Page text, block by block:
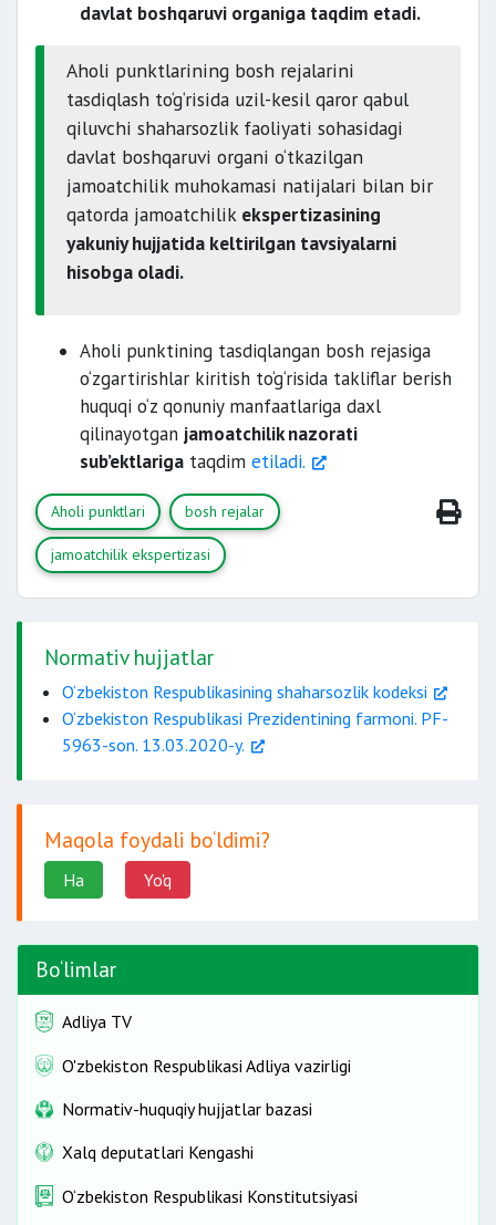
davlat boshqaruvi organiga taqdim etadi.
Aholi punktlarining bosh rejalarini
tasdiqlash to‘g‘risida uzil-kesil qaror qabul
qiluvchi shaharsozlik faoliyati sohasidagi
davlat boshqaruvi organi o‘tkazilgan
jamoatchilik muhokamasi natijalari bilan bir
qatorda jamoatchilik ekspertizasining
yakuniy hujjatida keltirilgan tavsiyalarni
hisobga oladi.
Aholi punktining tasdiqlangan bosh rejasiga
o‘zgartirishlar kiritish to‘g‘risida takliflar berish
huquqi o‘z qonuniy manfaatlariga daxl
qilinayotgan jamoatchilik nazorati
sub’ektlariga taqdim etiladi.
Aholi punktlari bosh rejalar
jamoatchilik ekspertizasi
Normativ hujjatlar
O‘zbekiston Respublikasining shaharsozlik kodeksi
O‘zbekiston Respublikasi Prezidentining farmoni. PF-
5963-son. 13.03.2020-y.
Maqola foydali bo‘ldimi?
Ha Yo'q
Bo‘limlar
Adliya TV
O'zbekiston Respublikasi Adliya vazirligi
Normativ-huquqiy hujjatlar bazasi
Xalq deputatlari Kengashi
O‘zbekiston Respublikasi Konstitutsiyasi